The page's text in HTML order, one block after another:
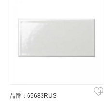
品番：65683RUS